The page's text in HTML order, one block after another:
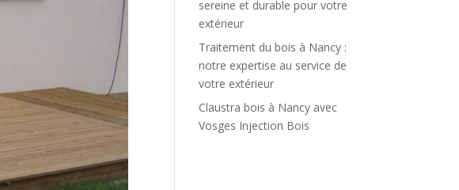
sereine et durable pour votre
extérieur
Traitement du bois à Nancy :
notre expertise au service de
votre extérieur
Claustra bois à Nancy avec
Vosges Injection Bois